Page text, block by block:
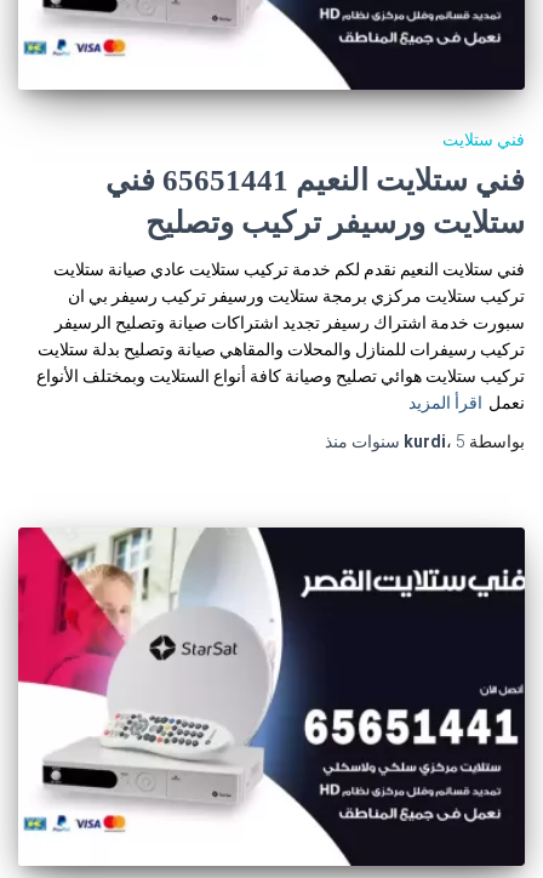
فني ستلايت
فني ستلايت النعيم 65651441 فني
ستلايت ورسيفر تركيب وتصليح
فني ستلايت النعيم نقدم لكم خدمة تركيب ستلايت عادي صيانة ستلايت
تركيب ستلايت مركزي برمجة ستلايت ورسيفر تركيب رسيفر بي ان
سبورت خدمة اشتراك رسيفر تجديد اشتراكات صيانة وتصليح الرسيفر
تركيب رسيفرات للمنازل والمحلات والمقاهي صيانة وتصليح بدلة ستلايت
تركيب ستلايت هوائي تصليح وصيانة كافة أنواع الستلايت وبمختلف الأنواع
نعمل اقرأ المزيد
بواسطة
kurdi، 5 سنوات منذ